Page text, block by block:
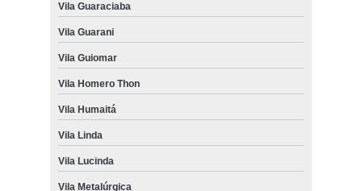
Vila Guaraciaba
Vila Guarani
Vila Guiomar
Vila Homero Thon
Vila Humaitá
Vila Linda
Vila Lucinda
Vila Metalúrgica